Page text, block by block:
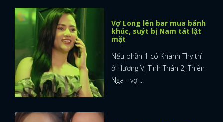
Vợ Long lên bar mua bánh
khúc, suýt bị Nam tát lật
mặt
Nếu phần 1 có Khánh Thy thì
ở Hương Vị Tình Thân 2, Thiên
Nga - vợ ...